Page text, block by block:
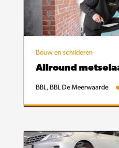
Bouw en schilderen
Allround
BBL, BBL De Meerwaarde